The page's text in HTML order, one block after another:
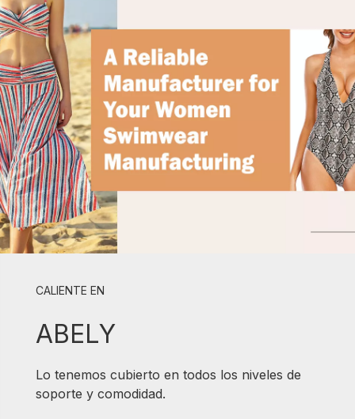
CALIENTE EN
ABELY
Lo tenemos cubierto en todos los niveles de
soporte y comodidad.